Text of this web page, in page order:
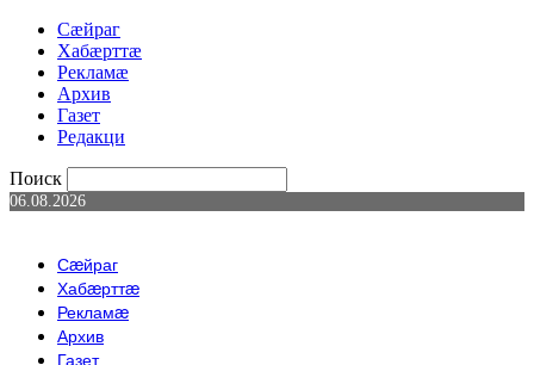
Сæйраг
Хабæрттæ
Рекламæ
Архив
Газет
Редакци
Поиск
06.08.2026
Сæйраг
Хабæрттæ
Рекламæ
Архив
Газет